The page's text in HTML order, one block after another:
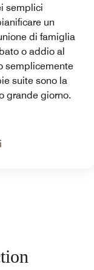
semplici
un
di famiglia
o addio al
semplicemente
suite sono la
grande giorno.